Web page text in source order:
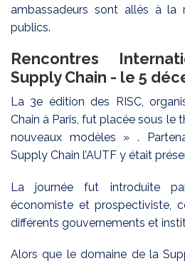
ambassadeurs sont allés à la
publics.
Rencontres
Supply Chain - le 5
La 3e édition des RISC,
Chain à Paris, fut placée sous le
nouveaux modèles » .
Supply Chain l’AUTF y était
La journée fut introduite par
économiste et prospectiviste,
différents gouvernements et
Alors que le domaine de la